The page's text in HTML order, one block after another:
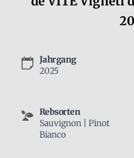
Jahrgang
2025
Rebsorten
Sauvignon | Pinot
Bianco